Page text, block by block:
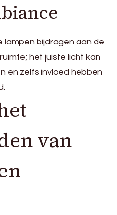
lampen bijdragen aan de
het juiste licht kan
en zelfs invloed hebben
van